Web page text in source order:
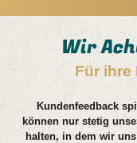
Wir
Für ihre
Kundenfeedback
können nur stetig
halten, in dem wir